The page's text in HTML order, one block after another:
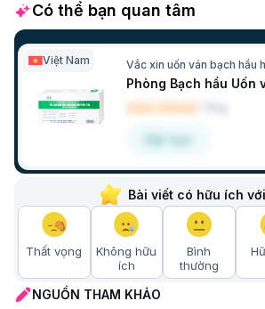
Có thể bạn quan tâm
Việt Nam Vắc xin uốn ván bạch hầu
Phòng Bạch hầu Uốn
220.000đ
Đặt hẹn
Bài viết có hữu ích
Thất vọng
Không hữu
ích
Bình
thường
NGUỒN THAM KHẢO